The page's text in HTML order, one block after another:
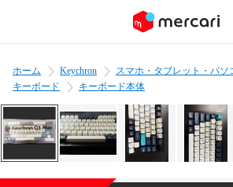
ホーム Keychron スマホ・タブレット・パソ
キーボード
キーボード本体